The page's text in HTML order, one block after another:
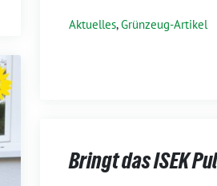
Aktuelles,Grünzeug-Artikel
Bringt das ISEK